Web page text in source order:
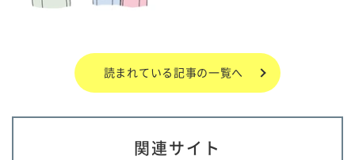
読まれている記事の一覧へ
関連サイト